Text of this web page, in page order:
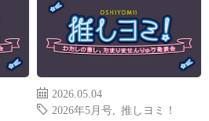
2026.05.04
2026年5月号
推しヨミ！